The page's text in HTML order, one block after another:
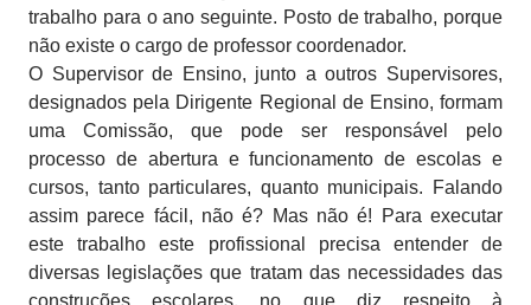
trabalho para o ano seguinte. Posto de trabalho, porque
não existe o cargo de professor coordenador.
O Supervisor de Ensino, junto a outros Supervisores,
designados pela Dirigente Regional de Ensino, formam
uma Comissão, que pode ser responsável pelo
processo de abertura e funcionamento de escolas e
cursos, tanto particulares, quanto municipais. Falando
assim parece fácil, não é? Mas não é! Para executar
este trabalho este profissional precisa entender de
diversas legislações que tratam das necessidades das
construções escolares, no que diz respeito à